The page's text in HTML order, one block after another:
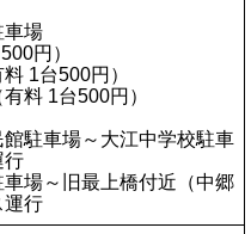
車場
円）
1台500円）
料 1台500円）
駐車場～大江中学校駐車
行
場～旧最上橋付近（中郷
運行